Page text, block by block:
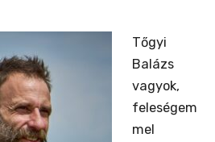
Tőgyi
Balázs
vagyok,
feleségem
mel